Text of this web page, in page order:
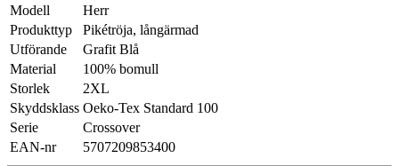
Modell
Herr
Produkttyp
Pikétröja, långärmad
Utförande
Grafit Blå
Material
100% bomull
Storlek
2XL
Skyddsklass Oeko-Tex Standard 100
Serie
Crossover
EAN-nr
5707209853400